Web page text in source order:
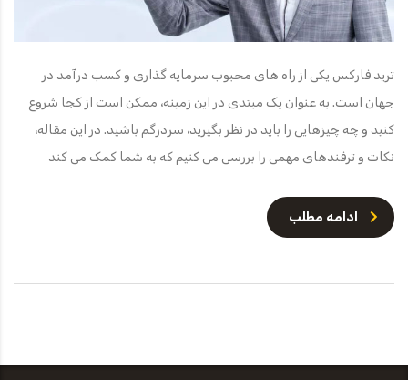
ترید فارکس یکی از راه های محبوب سرمایه گذاری و کسب درآمد در
جهان است. به عنوان یک مبتدی در این زمینه، ممکن است از کجا شروع
کنید و چه چیزهایی را باید در نظر بگیرید، سردرگم باشید. در این مقاله،
نکات و ترفندهای مهمی را بررسی می کنیم که به شما کمک می کند
ادامه مطلب